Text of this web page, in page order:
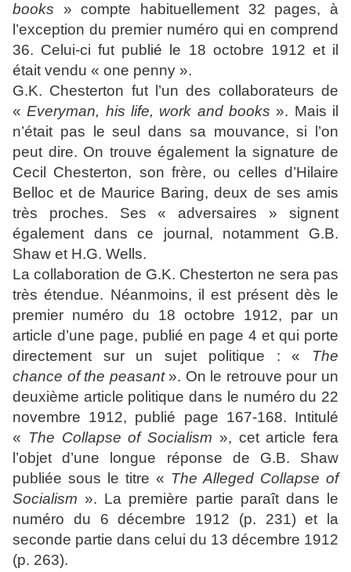
books » compte habituellement 32 pages, à
l’exception du premier numéro qui en comprend
36. Celui-ci fut publié le 18 octobre 1912 et il
était vendu « one penny ».
G.K. Chesterton fut l’un des collaborateurs de
«Everyman, his life, work and books ». Mais il
n’était pas le seul dans sa mouvance, si l’on
peut dire. On trouve également la signature de
Cecil Chesterton, son frère, ou celles d’Hilaire
Belloc et de Maurice Baring, deux de ses amis
très proches. Ses « adversaires » signent
également dans ce journal, notamment G.B.
Shaw et H.G. Wells.
La collaboration de G.K. Chesterton ne sera pas
très étendue. Néanmoins, il est présent dès le
premier numéro du 18 octobre 1912, par un
article d’une page, publié en page 4 et qui porte
directement sur un sujet politique : « The
chance of the peasant ». On le retrouve pour un
deuxième article politique dans le numéro du 22
novembre 1912, publié page 167-168. Intitulé
« The Collapse of Socialism », cet article fera
l’objet d’une longue réponse de G.B. Shaw
publiée sous le titre « The Alleged Collapse of
Socialism ». La première partie paraît dans le
numéro du 6 décembre 1912 (p. 231) et la
seconde partie dans celui du 13 décembre 1912
(p. 263).